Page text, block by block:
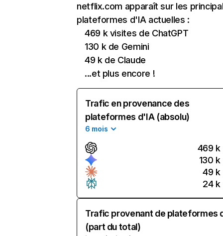
netflix.com apparaît sur les
plateformes d'IA actuelles :
469 k visites de ChatGPT
130 k de Gemini
49 k de Claude
...et plus encore !
Trafic en provenance des
plateformes d'IA (absolu)
6 mois
469 k
130 k
49 k
24 k
Trafic provenant de plateformes
(part du total)